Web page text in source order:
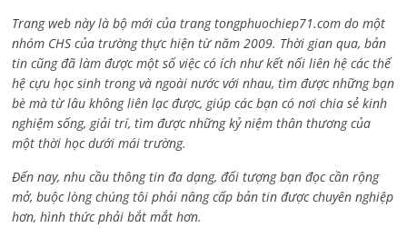
Trang web này là bộ mới của trang tongphuochiep71.com do một
nhóm CHS của trường thực hiện từ năm 2009. Thời gian qua, bản
tin cũng đã làm được một số việc có ích như kết nối liên hệ các thế
hệ cựu học sinh trong và ngoài nước với nhau, tìm được những bạn
bè mà từ lâu không liên lạc được, giúp các bạn có nơi chia sẻ kinh
nghiệm sống, giải trí, tìm được những kỷ niệm thân thương của
một thời học dưới mái trường.
Đến nay, nhu cầu thông tin đa dạng, đối tượng bạn đọc cần rộng
mở, buộc lòng chúng tôi phải nâng cấp bản tin được chuyên nghiệp
hơn, hình thức phải bắt mắt hơn.